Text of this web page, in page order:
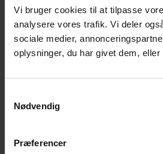
Vi bruger cookies til at tilpasse
analysere vores trafik. Vi deler
sociale medier,
oplysninger, du har givet dem,
Nødvendig
Præferencer
Vestergade 12 6270, Tønder
60 51 96 50
post@yarneverywear.dk
CVR 43041649
Facebook-f Instagram
Handelsbetingelser
Handelsbetingelser